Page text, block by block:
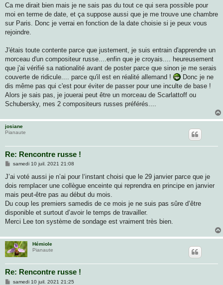
s
a
g
Ca me dirait bien mais je ne sais pas du tout ce qui sera possible pour
moi en terme de date, et ça suppose aussi que je me trouve une chambre
sur Paris. Donc je verrai en fonction de la date choisie si je peux vous
rejoindre.
J'étais toute contente parce que justement, je suis entrain d'apprendre un
morceau d'un compositeur russe....enfin que je croyais.... heureusement
que j'ai vérifié sa nationalité avant de poster parce que sinon je me serais
couverte de ridicule.... parce qu'il est en réalité allemand !
Donc je ne
dis même pas qui c'est pour éviter de passer pour une inculte de base !
Alors je sais pas, je jouerai peut être un morceau de Scarlattoff ou
Schubersky, mes 2 compositeurs russes préférés....
josiane
Pianaute
Re: Rencontre russe !
M
s
a
g
samedi 10 juil. 2021 21:08
J’ai voté aussi je n’ai pour l‘instant choisi que le 29 janvier parce que je
dois remplacer une collègue enceinte qui reprendra en principe en janvier
mais peut-être pas au début du mois.
Du coup les premiers samedis de ce mois je ne suis pas sûre d’être
disponible et surtout d’avoir le temps de travailler.
Merci Lee ton système de sondage est vraiment très bien.
Hémiole
Pianaute
Re: Rencontre russe !
Msamedi 10 juil. 2021 21:25